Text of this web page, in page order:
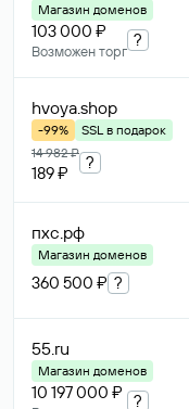
Магазин доменов
103 000 ₽
Возможен торг
?
hvoya.shop
-99%
SSL в подарок
14 982 ₽
189 ₽
?
пхс.рф
Магазин доменов
360 500 ₽ ?
55.ru
Магазин доменов
10 197 000 ₽ ?